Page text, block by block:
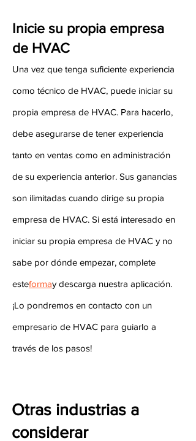
Inicie su propia empresa
de HVAC
Una vez que tenga suficiente experiencia
como técnico de HVAC, puede iniciar su
propia empresa de HVAC. Para hacerlo,
debe asegurarse de tener experiencia
tanto en ventas como en administración
de su experiencia anterior. Sus ganancias
son ilimitadas cuando dirige su propia
empresa de HVAC. Si está interesado en
iniciar su propia empresa de HVAC y no
sabe por dónde empezar, complete
esteformay descarga nuestra aplicación.
¡Lo pondremos en contacto con un
empresario de HVAC para guiarlo a
través de los pasos!
Otras industrias a
considerar